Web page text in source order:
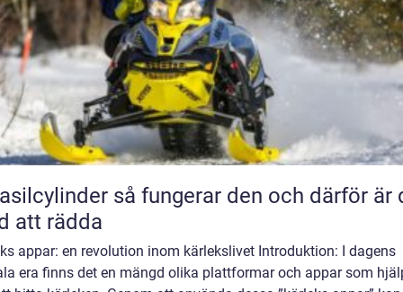
så fungerar den och därför är den
att rädda
appar: en revolution inom kärlekslivet Introduktion: I dagens
era finns det en mängd olika plattformar och appar som